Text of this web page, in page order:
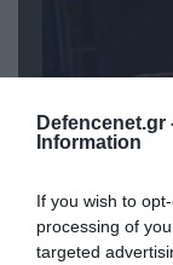
Defencenet.gr
Information
If you wish to
processing of
targeted